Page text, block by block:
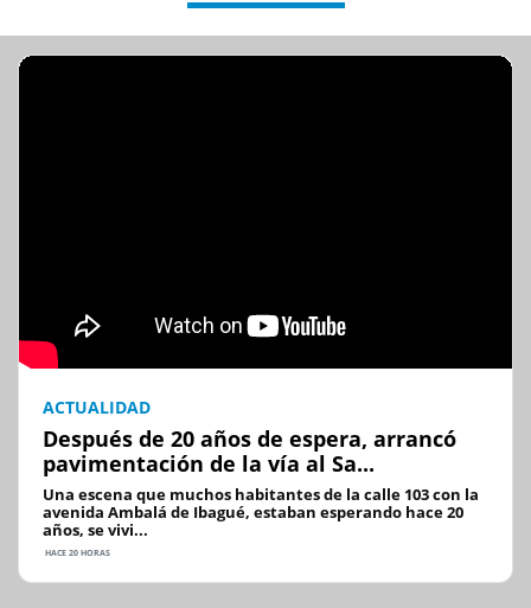
ACTUALIDAD
Después de 20 años de espera, arrancó
pavimentación de la vía al Sa...
Una escena que muchos habitantes de la calle 103 con la
avenida Ambalá de Ibagué, estaban esperando hace 20
años, se vivi...
HACE 20 HORAS